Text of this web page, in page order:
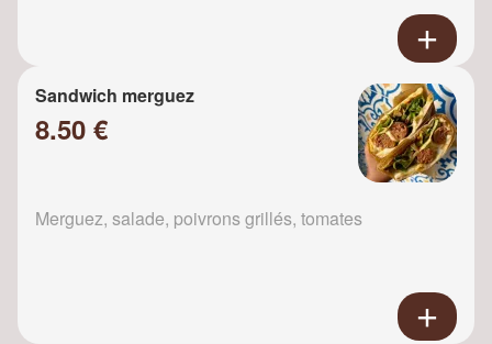
Sandwich merguez
8.50 €
Merguez, salade, poivrons grillés, tomates